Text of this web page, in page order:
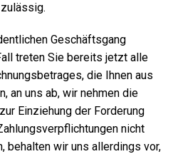
Geschäftsgang
treten Sie bereits jetzt alle
die Ihnen aus
an uns ab, wir nehmen die
Einziehung der Forderung
nicht
behalten wir uns allerdings vor,